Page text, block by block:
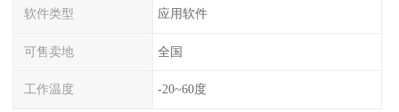
软件类型 应用软件
可售卖地 全国
工作温度 -20~60度